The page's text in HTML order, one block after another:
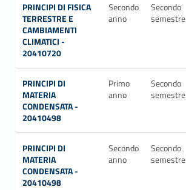
PRINCIPI DI FISICA
TERRESTRE E
CAMBIAMENTI
CLIMATICI -
20410720
Secondo
anno
Secondo
semestre
PRINCIPI DI
MATERIA
CONDENSATA -
20410498
Primo
anno
Secondo
semestre
PRINCIPI DI
MATERIA
CONDENSATA -
20410498
Secondo
anno
Secondo
semestre